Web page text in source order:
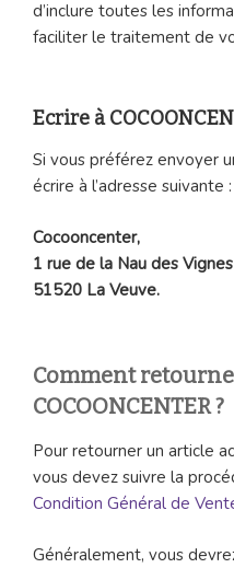
d’inclure toutes les
faciliter le traitement de
Ecrire à
Si vous préférez envoyer
écrire à l’adresse suivante :
Cocooncenter,
1 rue de la Nau des Vignes
51520 La Veuve.
Comment
COCOONCENTER ?
Pour retourner un article
vous devez suivre la
Condition Général de
Généralement, vous